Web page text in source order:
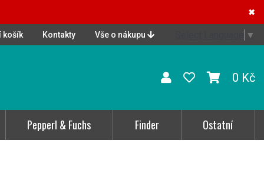
✖
košík Kontakty Vše o nákupu ▼
0 Kč
Pepperl & Fuchs Finder Ostatní